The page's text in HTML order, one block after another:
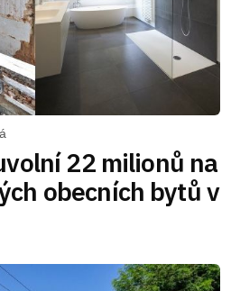
22 milionů na
obecních bytů v